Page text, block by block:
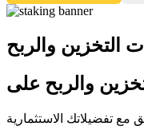
العقود الآجلة USDT
التخزين والربح